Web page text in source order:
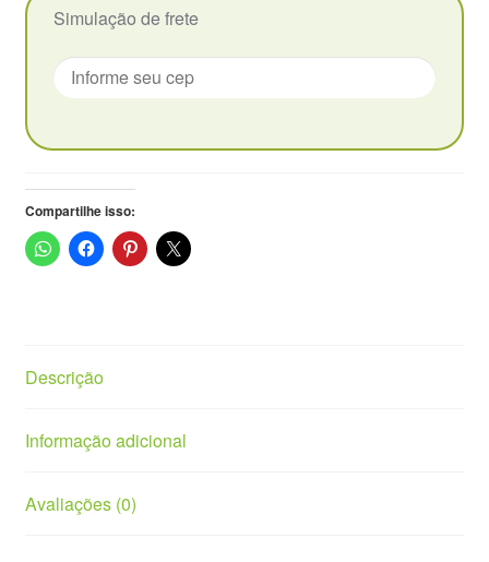
Cabeças
Arvorezinha
Pote
9
Simulação de frete
Compartilhe isso:
Descrição
Informação adicional
Avaliações (0)